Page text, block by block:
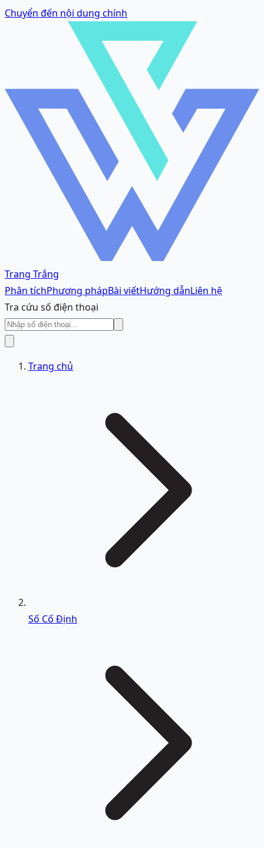
Chuyển đến nội dung chính
Trang Trắng
Phân tíchPhương phápBài viếtHướng dẫnLiên hệ
Tra cứu số điện thoại
Trang chủ
Số Cố Định